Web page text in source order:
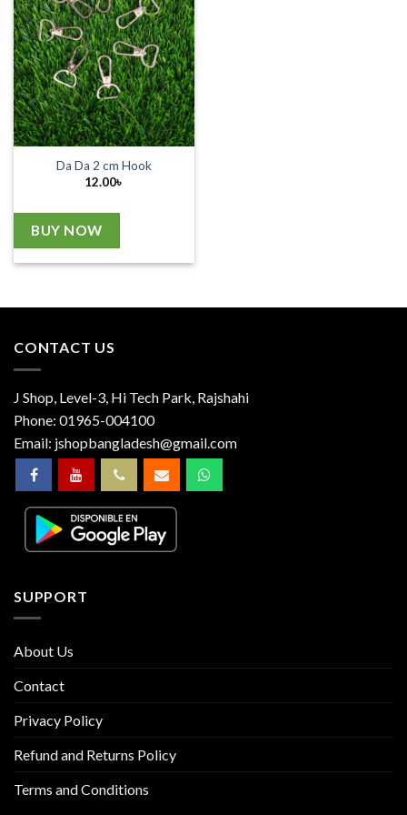
Da Da 2 cm Hook
12.00৳
BUY NOW
CONTACT US
J Shop, Level-3, Hi Tech Park, Rajshahi
Phone: 01965-004100
Email: jshopbangladesh@gmail.com
SUPPORT
About Us
Contact
Privacy Policy
Refund and Returns Policy
Terms and Conditions